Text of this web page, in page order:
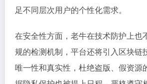
足不同层次用户的个性化需求。
在安全性方面，老牛在技术防护上也
规的检测机制，平台还将引入区块链
唯一性和真实性，杜绝盗版、假资源